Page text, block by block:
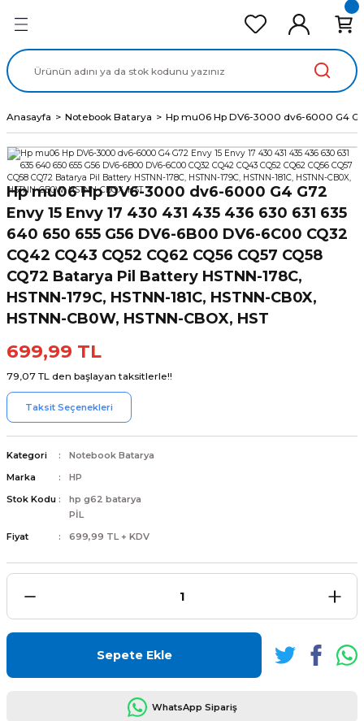
Ekran Panel
Data Kablo
Anasayfa Notebook Batarya Hp mu06 Hp DV6-3000 dv6-6000 G4
Hp mu06 Hp DV6-3000 dv6-6000 G4 G72
Envy 15 Envy 17 430 431 435 436 630 631 635
640 650 655 G56 DV6-6B00 DV6-6C00 CQ32
CQ42 CQ43 CQ52 CQ62 CQ56 CQ57 CQ58
CQ72 Batarya Pil Battery HSTNN-178C,
HSTNN-179C, HSTNN-181C, HSTNN-CB0X,
HSTNN-CB0W, HSTNN-CBOX, HST
699,99 TL
79,07 TL den başlayan taksitlerle!!
Taksit Seçenekleri
Kategori
Notebook Batarya
Marka
HP
Stok Kodu
hp g62 batarya
PİL
Fiyat
699,99 TL + KDV
Sepete Ekle
WhatsApp Sipariş